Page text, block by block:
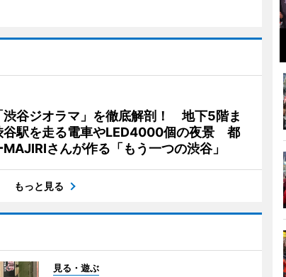
渋谷ジオラマ」を徹底解剖！ 地下5階ま
谷駅を走る電車やLED4000個の夜景 都
さんが作る「もう一つの渋谷」
もっと見る
見る・遊ぶ